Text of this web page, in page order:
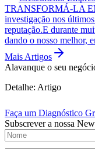
TRANSFORMÁ-LA
investigação nos
reputação.E durante
dando o nosso melhor,
Mais Artigos
Alavanque o seu
Detalhe: Artigo
Faça um Diagnóstico
Subscrever a nossa